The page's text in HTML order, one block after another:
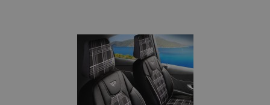
Lista
de
Deseos